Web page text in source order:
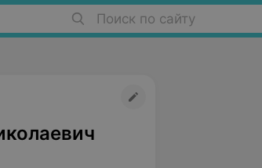
Поиск по сайту